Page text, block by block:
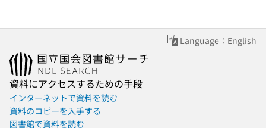
Language：English
資料にアクセスするための手段
インターネットで資料を読む
資料のコピーを入手する
図書館で資料を読む